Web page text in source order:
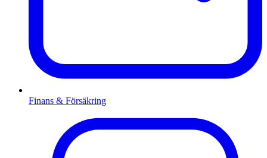
Finans & Försäkring